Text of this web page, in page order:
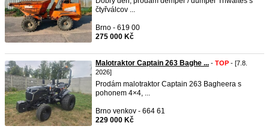
čtyřválcov ...
Brno - 619 00
275 000 Kč
Malotraktor Captain 263 Baghe ... - TOP - [7.8.
2026]
Prodám malotraktor Captain 263 Bagheera s
pohonem 4×4, ...
Brno venkov - 664 61
229 000 Kč